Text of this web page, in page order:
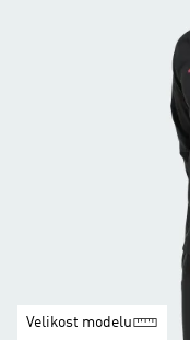
Velikost modelu